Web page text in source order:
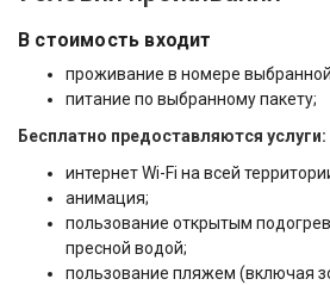
В стоимость входит
проживание в номере выбранной
питание по выбранному пакету;
Бесплатно предоставляются услуги:
интернет Wi-Fi на всей
анимация;
пользование открытым
пресной водой;
пользование пляжем (включая